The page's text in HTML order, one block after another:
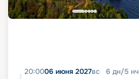
20:0006 июня 2027вс 6 дн/5 нч